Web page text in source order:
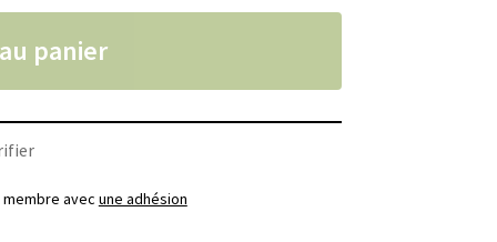
panier
avec une adhésion